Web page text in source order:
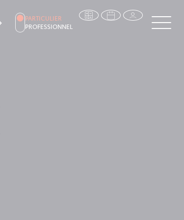
PARTICULIER
PROFESSIONNEL